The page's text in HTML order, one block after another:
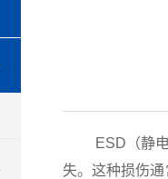
ESD（静电
失。这种损伤